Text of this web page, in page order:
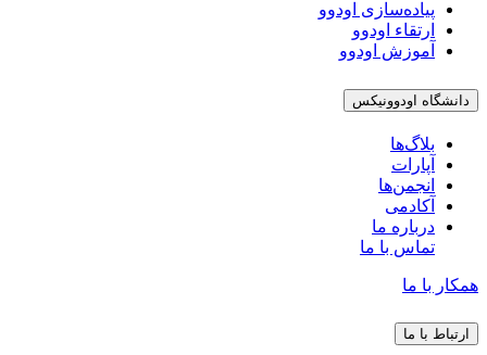
پیاده‌سازی اودوو
ارتقاء اودوو
آموزش اودوو
دانشگاه اودوونیکس
بلاگ‌ها
آپارات
انجمن‌ها
آکادمی
درباره ما
تماس با ما
همکار با ما
ارتباط با ما